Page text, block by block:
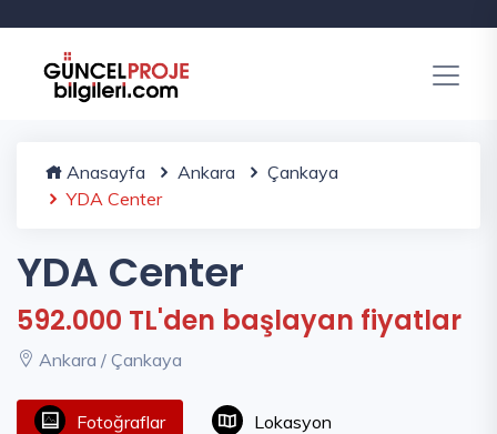
Anasayfa Ankara
Çankaya
YDA Center
YDA Center
592.000 TL'den başlayan fiyatlar
Ankara / Çankaya
Fotoğraflar Lokasyon